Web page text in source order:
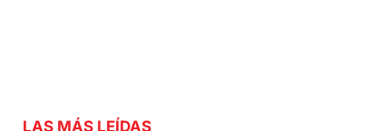
LAS MÁS LEÍDAS